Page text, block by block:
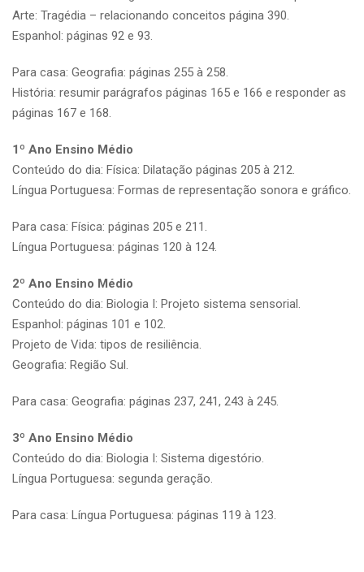
Arte: Tragédia – relacionando conceitos página 390.
Espanhol: páginas 92 e 93.
Para casa: Geografia: páginas 255 à 258.
História: resumir parágrafos páginas 165 e 166 e responder as
páginas 167 e 168.
1º Ano Ensino Médio
Conteúdo do dia: Física: Dilatação páginas 205 à 212.
Língua Portuguesa: Formas de representação sonora e gráfico.
Para casa: Física: páginas 205 e 211.
Língua Portuguesa: páginas 120 à 124.
2º Ano Ensino Médio
Conteúdo do dia: Biologia I: Projeto sistema sensorial.
Espanhol: páginas 101 e 102.
Projeto de Vida: tipos de resiliência.
Geografia: Região Sul.
Para casa: Geografia: páginas 237, 241, 243 à 245.
3º Ano Ensino Médio
Conteúdo do dia: Biologia I: Sistema digestório.
Língua Portuguesa: segunda geração.
Para casa: Língua Portuguesa: páginas 119 à 123.